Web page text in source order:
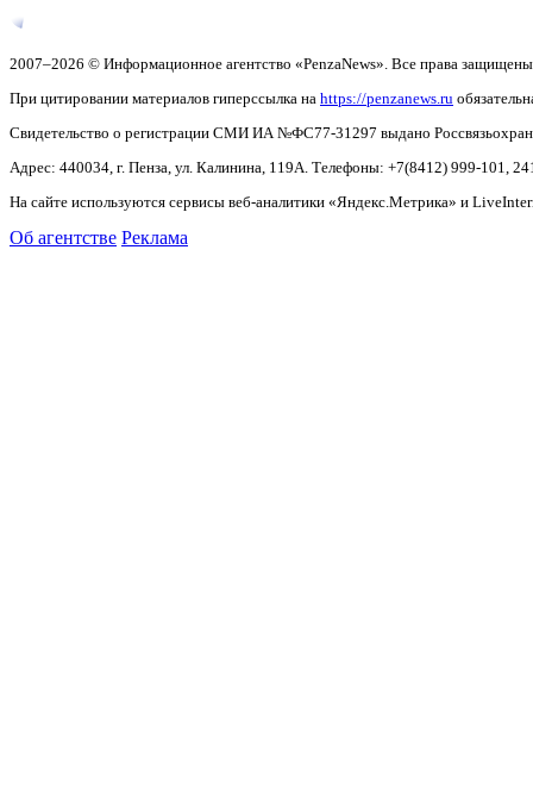
2007–2026 © Информационное агентство «PenzaNews». Все права
При цитировании материалов гиперссылка на https://penzanews.ru
Свидетельство о регистрации СМИ ИА №ФС77-31297 выдано
Адрес: 440034, г. Пенза, ул. Калинина, 119А. Телефоны: +7(8412) 999-101,
На сайте используются сервисы веб-аналитики «Яндекс.Метрика» и
Об агентстве Реклама